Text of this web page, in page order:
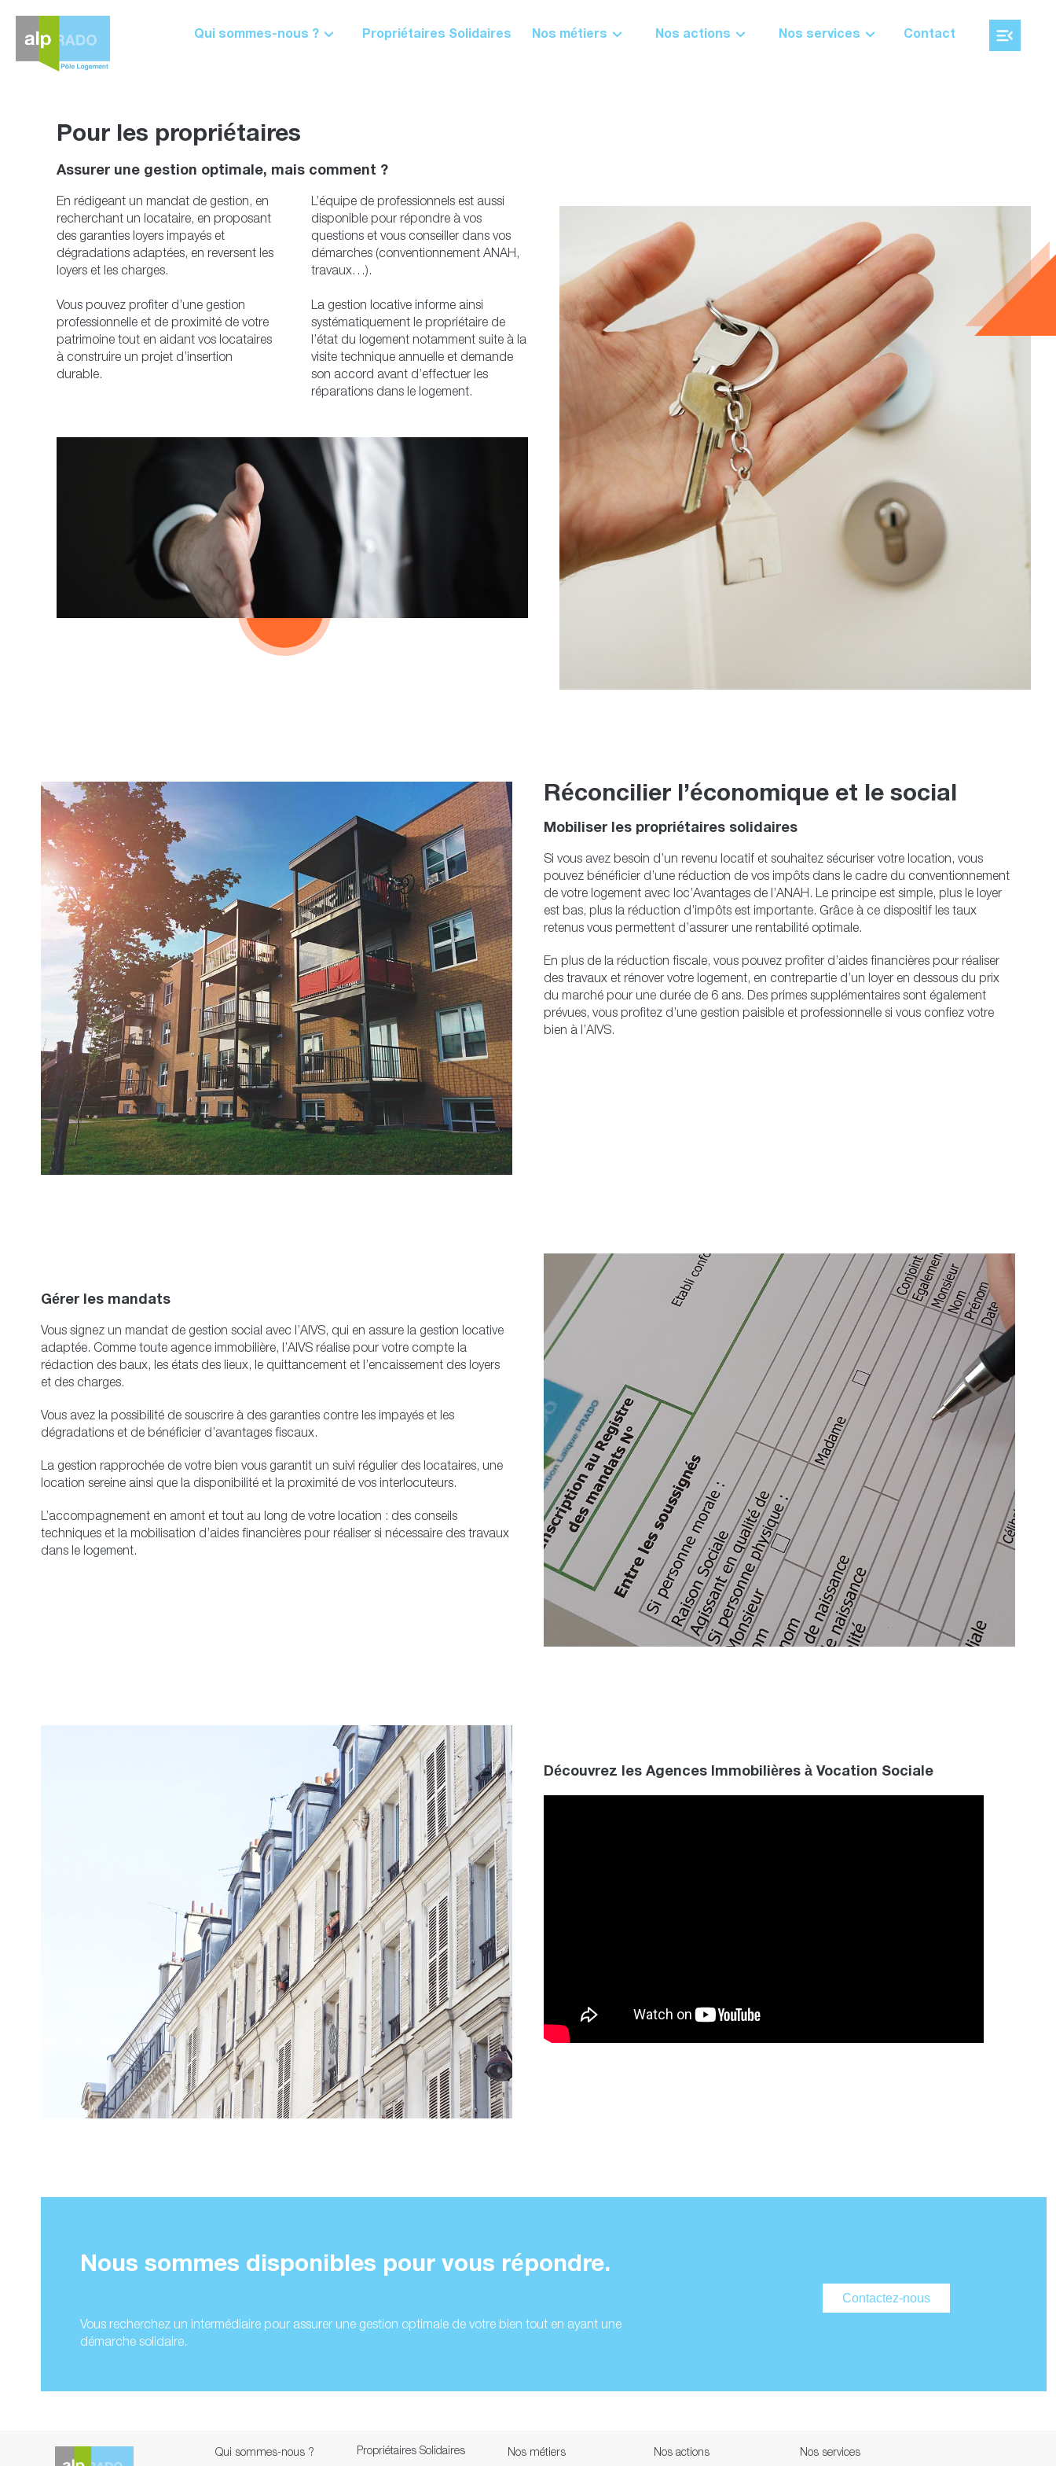
Qui sommes-nous ? Propriétaires Solidaires Nos métiers Nos actions Nos services Contact
Pour les propriétaires
Assurer une gestion optimale, mais comment ?
En rédigeant un mandat de gestion, en
recherchant un locataire, en proposant
des garanties loyers impayés et
dégradations adaptées, en reversent les
loyers et les charges.
Vous pouvez profiter d’une gestion
professionnelle et de proximité de votre
patrimoine tout en aidant vos locataires
à construire un projet d’insertion
durable.
L’équipe de professionnels est aussi
disponible pour répondre à vos
questions et vous conseiller dans vos
démarches (conventionnement ANAH,
travaux…).
La gestion locative informe ainsi
systématiquement le propriétaire de
l’état du logement notamment suite à la
visite technique annuelle et demande
son accord avant d’effectuer les
réparations dans le logement.
Réconcilier l’économique et le social
Mobiliser les propriétaires solidaires
Si vous avez besoin d’un revenu locatif et souhaitez sécuriser votre location, vous
pouvez bénéficier d’une réduction de vos impôts dans le cadre du conventionnement
de votre logement avec loc’Avantages de l’ANAH. Le principe est simple, plus le loyer
est bas, plus la réduction d’impôts est importante. Grâce à ce dispositif les taux
retenus vous permettent d’assurer une rentabilité optimale.
En plus de la réduction fiscale, vous pouvez profiter d’aides financières pour réaliser
des travaux et rénover votre logement, en contrepartie d’un loyer en dessous du prix
du marché pour une durée de 6 ans. Des primes supplémentaires sont également
prévues, vous profitez d’une gestion paisible et professionnelle si vous confiez votre
bien à l’AIVS.
Gérer les mandats
Vous signez un mandat de gestion social avec l’AIVS, qui en assure la gestion locative
adaptée. Comme toute agence immobilière, l’AIVS réalise pour votre compte la
rédaction des baux, les états des lieux, le quittancement et l’encaissement des loyers
et des charges.
Vous avez la possibilité de souscrire à des garanties contre les impayés et les
dégradations et de bénéficier d’avantages fiscaux.
La gestion rapprochée de votre bien vous garantit un suivi régulier des locataires, une
location sereine ainsi que la disponibilité et la proximité de vos interlocuteurs.
L’accompagnement en amont et tout au long de votre location : des conseils
techniques et la mobilisation d’aides financières pour réaliser si nécessaire des travaux
dans le logement.
Découvrez les Agences Immobilières à Vocation Sociale
Nous sommes disponibles pour vous répondre.
Vous recherchez un intermédiaire pour assurer une gestion optimale de votre bien tout en ayant une
démarche solidaire.
Contactez-nous
Qui sommes-nous ? Propriétaires Solidaires Nos métiers Nos actions Nos services